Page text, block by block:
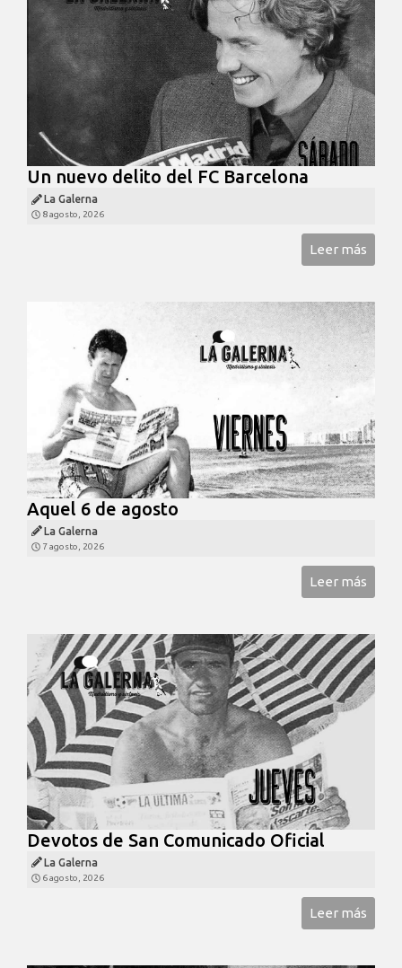
Un nuevo delito del FC Barcelona
La Galerna
8 agosto, 2026
Leer más
Aquel 6 de agosto
La Galerna
7 agosto, 2026
Leer más
Devotos de San Comunicado Oficial
La Galerna
6 agosto, 2026
Leer más